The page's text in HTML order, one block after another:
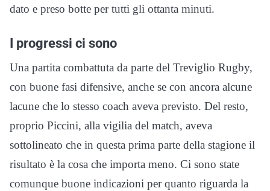
dato e preso botte per tutti gli ottanta minuti.
I progressi ci sono
Una partita combattuta da parte del Treviglio Rugby,
con buone fasi difensive, anche se con ancora alcune
lacune che lo stesso coach aveva previsto. Del resto,
proprio Piccini, alla vigilia del match, aveva
sottolineato che in questa prima parte della stagione il
risultato è la cosa che importa meno. Ci sono state
comunque buone indicazioni per quanto riguarda la